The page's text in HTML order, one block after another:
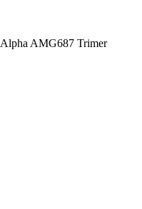
Alpha AMG687 Trimer